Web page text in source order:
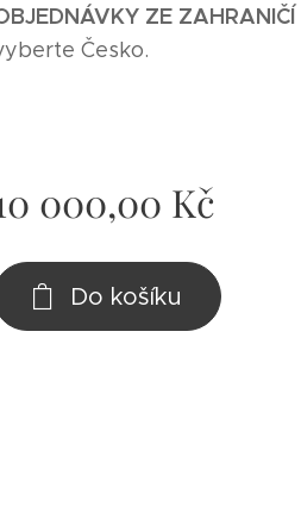
BJEDNÁVKY ZE ZAHRANIČÍ
Česko.
000,00 Kč
Do košíku